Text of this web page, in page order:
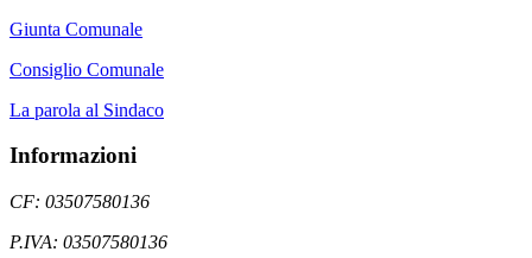
Giunta Comunale
Consiglio Comunale
La parola al Sindaco
Informazioni
CF: 03507580136
P.IVA: 03507580136